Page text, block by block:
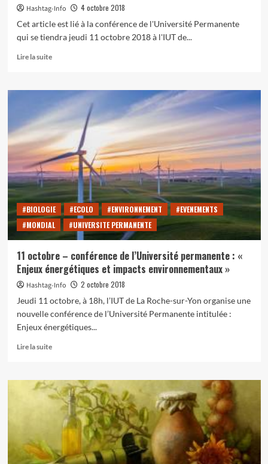
Hashtag-Info
4 octobre 2018
Cet article est lié à la conférence de l'Université Permanente
qui se tiendra jeudi 11 octobre 2018 à l'IUT de...
Lire la suiteEn
sur
Empreinte
climatique
les
bons
et
les
mauvais
élèves
#BIOLOGIE #ECOLO #ENVIRONNEMENT
#EVENEMENTS
#MONDIAL
#UNIVERSITE PERMANENTE
11 octobre – conférence de l’Université permanente : «
Enjeux énergétiques et impacts environnementaux »
Hashtag-Info
2 octobre 2018
Jeudi 11 octobre, à 18h, l’IUT de La Roche-sur-Yon organise une
nouvelle conférence de l’Université Permanente intitulée :
Enjeux énergétiques...
Lire la suiteEn
sur
11
octobre
conférence
l’Université
permanente